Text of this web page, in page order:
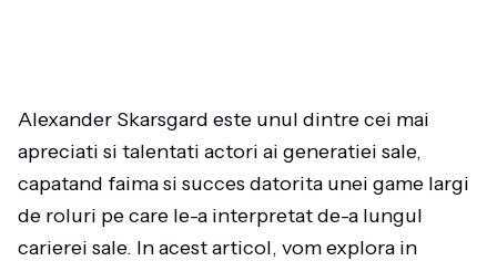
Alexander Skarsgard este unul dintre cei mai
apreciati si talentati actori ai generatiei sale,
capatand faima si succes datorita unei game largi
de roluri pe care le-a interpretat de-a lungul
carierei sale. In acest articol, vom explora in